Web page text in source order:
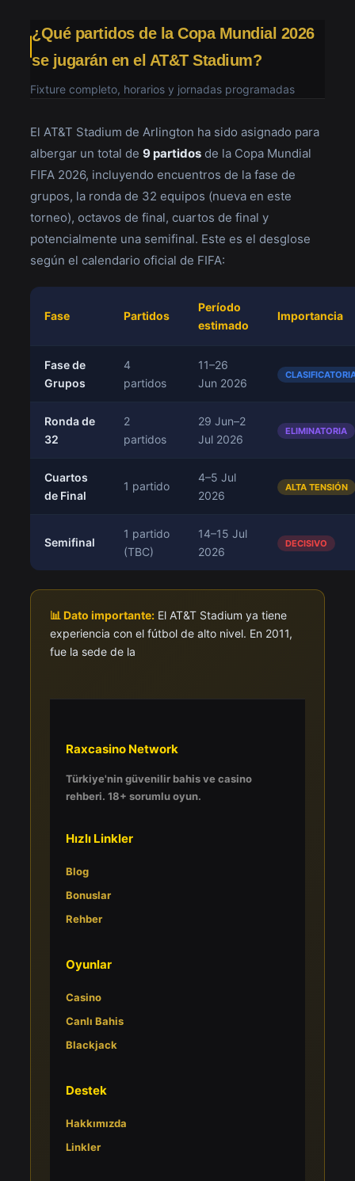
¿Qué partidos de la Copa Mundial 2026
se jugarán en el AT&T Stadium?
Fixture completo, horarios y jornadas programadas
El AT&T Stadium de Arlington ha sido asignado para
albergar un total de 9 partidos de la Copa Mundial
FIFA 2026, incluyendo encuentros de la fase de
grupos, la ronda de 32 equipos (nueva en este
torneo), octavos de final, cuartos de final y
potencialmente una semifinal. Este es el desglose
según el calendario oficial de FIFA:
Fase Partidos
Período
estimado
Importancia
Fase de
Grupos
4
partidos
11–26
Jun 2026
Ronda de
32
2
partidos
29 Jun–2
Jul 2026
ELIMINATORIA
Cuartos
de Final
1 partido
4–5 Jul
2026
ALTA TENSIÓN
Semifinal
1 partido
(TBC)
14–15 Jul
2026
DECISIVO
📊 Dato importante: El AT&T Stadium ya tiene
experiencia con el fútbol de alto nivel. En 2011,
fue la sede de la
Raxcasino Network
Türkiye'nin güvenilir bahis ve casino
rehberi. 18+ sorumlu oyun.
Hızlı Linkler
Blog
Bonuslar
Rehber
Oyunlar
Casino
Canlı Bahis
Blackjack
Destek
Hakkımızda
Linkler